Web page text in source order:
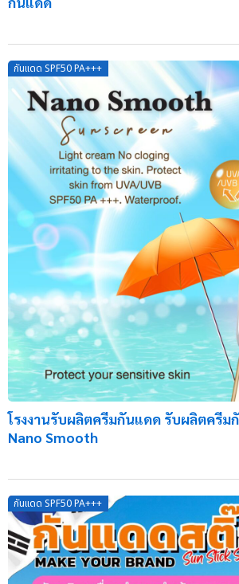
กันแดด SPF50 PA+++
โรงงานรับผลิตครีมกันแดด รับผลิตครี
Nano Smooth
กันแดด SPF50 PA+++